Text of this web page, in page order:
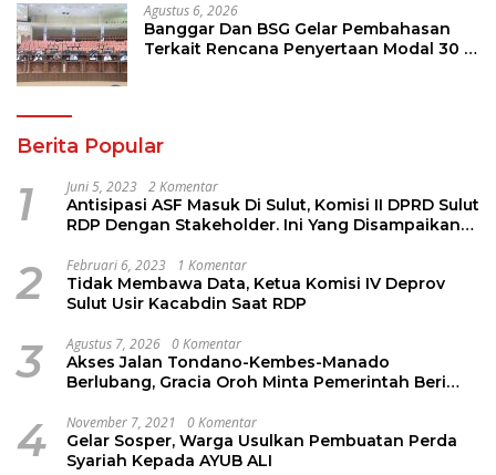
Agustus 6, 2026
Banggar Dan BSG Gelar Pembahasan
Terkait Rencana Penyertaan Modal 30 M
Berita Popular
1 Juni 5, 2023 2 Komentar
Antisipasi ASF Masuk Di Sulut, Komisi II DPRD Sulut
RDP Dengan Stakeholder. Ini Yang Disampaikan
2 Februari 6, 2023 1 Komentar
Tidak Membawa Data, Ketua Komisi IV Deprov
Sulut Usir Kacabdin Saat RDP
3 Agustus 7, 2026 0 Komentar
Akses Jalan Tondano-Kembes-Manado
Berlubang, Gracia Oroh Minta Pemerintah Beri
4 November 7, 2021 0 Komentar
Gelar Sosper, Warga Usulkan Pembuatan Perda
Syariah Kepada AYUB ALI